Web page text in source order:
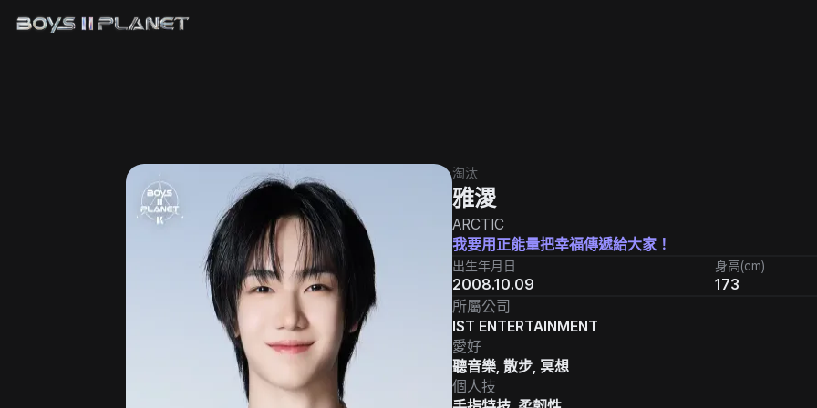
淘汰
雅溭
ARCTIC
我要用正能量把幸福傳遞給大家！
出生年月日
2008.10.09
身高(cm)
173
所屬公司
IST ENTERTAINMENT
愛好
聽音樂, 散步, 冥想
個人技